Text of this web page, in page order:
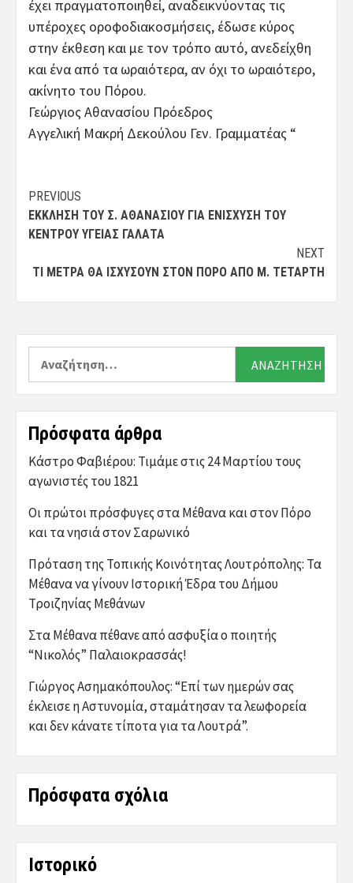
έχει πραγματοποιηθεί, αναδεικνύοντας τις
υπέροχες οροφοδιακοσμήσεις, έδωσε κύρος
στην έκθεση και με τον τρόπο αυτό, ανεδείχθη
και ένα από τα ωραιότερα, αν όχι το ωραιότερο,
ακίνητο του Πόρου.
Γεώργιος Αθανασίου Πρόεδρος
Αγγελική Μακρή Δεκούλου Γεν. Γραμματέας “
Post
navigation
PREVIOUS
ΈΚΚΛΗΣΗ ΤΟΥ Σ. ΑΘΑΝΑΣΊΟΥ ΓΙΑ ΕΝΊΣΧΥΣΗ ΤΟΥ
ΚΈΝΤΡΟΥ ΥΓΕΊΑΣ ΓΑΛΑΤΆ
NEXT
ΤΙ ΜΈΤΡΑ ΘΑ ΙΣΧΎΣΟΥΝ ΣΤΟΝ ΠΌΡΟ ΑΠΌ Μ. ΤΕΤΆΡΤΗ
Αναζήτηση
Πρόσφατα άρθρα
Κάστρο Φαβιέρου: Τιμάμε στις 24 Μαρτίου τους
αγωνιστές του 1821
Οι πρώτοι πρόσφυγες στα Μέθανα και στον Πόρο
και τα νησιά στον Σαρωνικό
Πρόταση της Τοπικής Κοινότητας Λουτρόπολης: Τα
Μέθανα να γίνουν Ιστορική Έδρα του Δήμου
Τροιζηνίας Μεθάνων
Στα Μέθανα πέθανε από ασφυξία ο ποιητής
“Νικολός” Παλαιοκρασσάς!
Γιώργος Ασημακόπουλος: “Επί των ημερών σας
έκλεισε η Αστυνομία, σταμάτησαν τα λεωφορεία
και δεν κάνατε τίποτα για τα Λουτρά”.
Πρόσφατα σχόλια
Ιστορικό